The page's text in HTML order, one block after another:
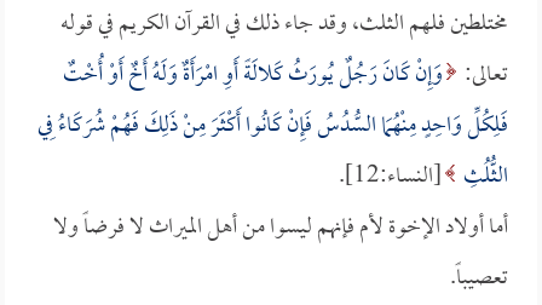
مختلطين فلهم الثلث، وقد جاء ذلك في القرآن الكريم في قوله
تعالى: وَإِنْ كَانَ رَجُلٌ يُورَثُ كَلالَةً أَوِ امْرَأَةٌ وَلَهُ أَخٌ أَوْ أُخْتٌ
فَلِكُلِّ وَاحِدٍ مِنْهُمَا السُّدُسُ فَإِنْ كَانُوا أَكْثَرَ مِنْ ذَلِكَ فَهُمْ شُرَكَاءُ فِي
الثُّلُثِ [النساء:12].
أما أولاد الإخوة لأم فإنهم ليسوا من أهل الميراث لا فرضاً ولا
تعصيباً.